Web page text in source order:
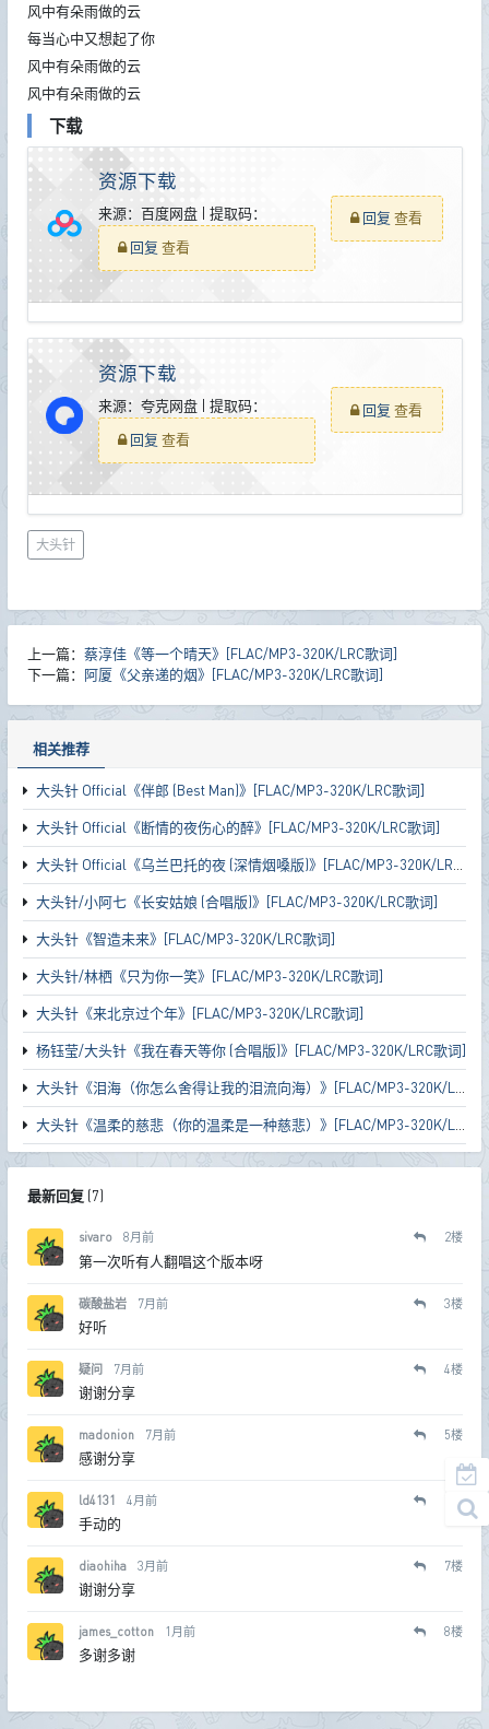
风中有朵雨做的云
每当心中又想起了你
风中有朵雨做的云
风中有朵雨做的云
下载
资源下载
来源：百度网盘 | 提取码：
回复查看
回复查看
资源下载
来源：夸克网盘 | 提取码：
回复查看
回复查看
大头针
上一篇： 蔡淳佳《等一个晴天》[FLAC/MP3-320K/LRC歌词]
下一篇： 阿厦《父亲递的烟》[FLAC/MP3-320K/LRC歌词]
相关推荐
大头针 Official《伴郎 (Best Man)》[FLAC/MP3-320K/LRC歌词]
大头针 Official《断情的夜伤心的醉》[FLAC/MP3-320K/LRC歌词]
大头针 Official《乌兰巴托的夜 (深情烟嗓版)》[FLAC/MP3-320K/LRC歌词]
大头针/小阿七《长安姑娘 (合唱版)》[FLAC/MP3-320K/LRC歌词]
大头针《智造未来》[FLAC/MP3-320K/LRC歌词]
大头针/林栖《只为你一笑》[FLAC/MP3-320K/LRC歌词]
大头针《来北京过个年》[FLAC/MP3-320K/LRC歌词]
杨钰莹/大头针《我在春天等你 (合唱版)》[FLAC/MP3-320K/LRC歌词]
大头针《泪海（你怎么舍得让我的泪流向海）》[FLAC/MP3-320K/LRC歌词]
大头针《温柔的慈悲（你的温柔是一种慈悲）》[FLAC/MP3-320K/LRC歌词]
最新回复(7)
sivaro 8月前 2楼
第一次听有人翻唱这个版本呀
碳酸盐岩 7月前 3楼
好听
疑问 7月前 4楼
谢谢分享
madonion 7月前 5楼
感谢分享
ld4131 4月前 楼
手动的
diaohiha 3月前 7楼
谢谢分享
james_cotton 1月前 8楼
多谢多谢